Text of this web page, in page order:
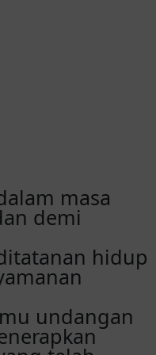
diberi
pernikahannya
temaaann, mbak
masa
demi
hidup
undangan